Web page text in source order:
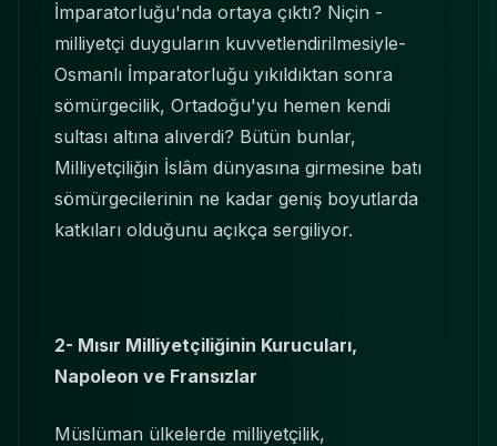
İmparatorluğu'nda ortaya çıktı? Niçin -
milliyetçi duyguların kuvvetlendirilmesiyle-
Osmanlı İmparatorluğu yıkıldıktan sonra
sömürgecilik, Ortadoğu'yu hemen kendi
sultası altına alıverdi? Bütün bunlar,
Milliyetçiliğin İslâm dünyasına girmesine batı
sömürgecilerinin ne kadar geniş boyutlarda
katkıları olduğunu açıkça sergiliyor.
2- Mısır Milliyetçiliğinin Kurucuları,
Napoleon ve Fransızlar
Müslüman ülkelerde milliyetçilik,